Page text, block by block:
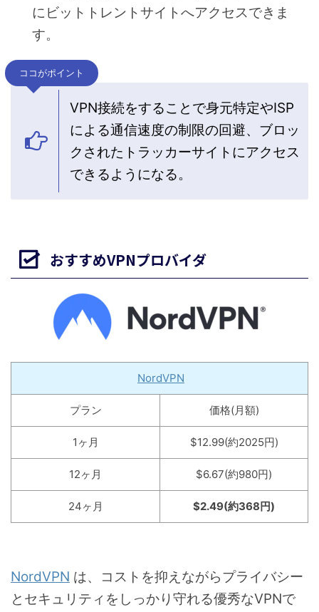
にビットトレントサイトへアクセスできま
す。
ココがポイント
VPN接続をすることで身元特定やISP
による通信速度の制限の回避、ブロッ
クされたトラッカーサイトにアクセス
できるようになる。
おすすめVPNプロバイダ
NordVPN
プラン 価格(月額)
1ヶ月 $12.99(約2025円)
12ヶ月 $6.67(約980円)
24ヶ月 $2.49(約368円)
NordVPN は、コストを抑えながらプライバシー
とセキュリティをしっかり守れる優秀なVPNで